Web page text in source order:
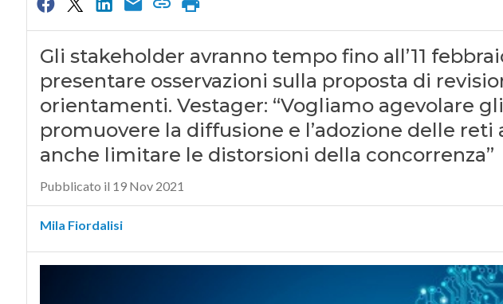
Gli stakeholder avranno tempo fino all’11
presentare osservazioni sulla proposta di
orientamenti. Vestager: “Vogliamo agevolare
promuovere la diffusione e l’adozione delle reti
anche limitare le distorsioni della concorrenza”
Pubblicato il 19 Nov 2021
Mila Fiordalisi